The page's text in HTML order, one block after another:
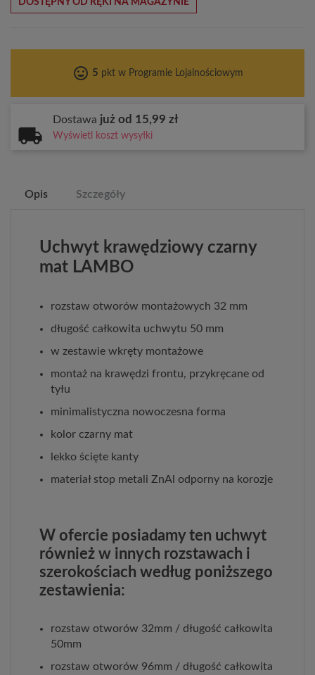
tag_faces 5 pkt w Programie Lojalnościowym
Dostawa już od 15,99 zł
Wyświetl koszt wysyłki
Opis Szczegóły
Uchwyt krawędziowy czarny
mat LAMBO
rozstaw otworów montażowych 32 mm
długość całkowita uchwytu 50 mm
w zestawie wkręty montażowe
montaż na krawędzi frontu, przykręcane od
tyłu
minimalistyczna nowoczesna forma
kolor czarny mat
lekko ścięte kanty
materiał stop metali ZnAl odporny na korozje
W ofercie posiadamy ten uchwyt
również w innych rozstawach i
szerokościach według poniższego
zestawienia:
rozstaw otworów 32mm / długość całkowita
50mm
rozstaw otworów 96mm / długość całkowita